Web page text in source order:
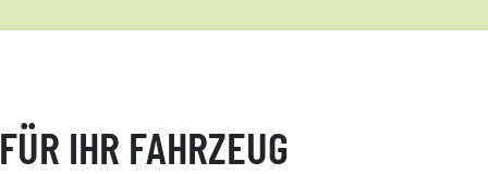
IHR FAHRZEUG